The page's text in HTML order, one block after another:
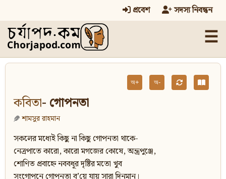
প্রবেশ সদস্য নিবন্ধন
☰
অ+ অ-
কবিতা- গোপনতা
শামসুর রাহমান
সকলের মধ্যেই কিছু না কিছু গোপনতা থাকে-
নেত্রপাতে কারো, কারো মগজের কোষে, অন্ত্রপুঞ্জে,
শোণিত প্রবাহ্নে নববধূর দৃষ্টির মতো খুব